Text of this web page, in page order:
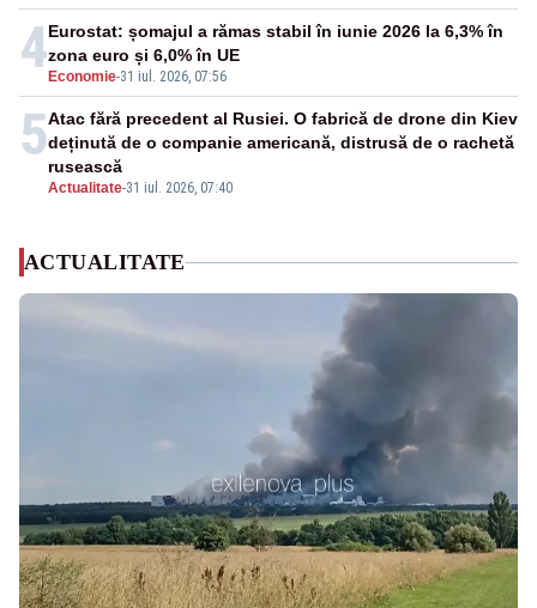
4 Economie-31 iul. 2026, 07:56
Eurostat: șomajul a rămas stabil în iunie 2026 la 6,3% în
zona euro și 6,0% în UE
5
Actualitate-31 iul. 2026, 07:40
Atac fără precedent al Rusiei. O fabrică de drone din Kiev
deținută de o companie americană, distrusă de o rachetă
rusească
ACTUALITATE